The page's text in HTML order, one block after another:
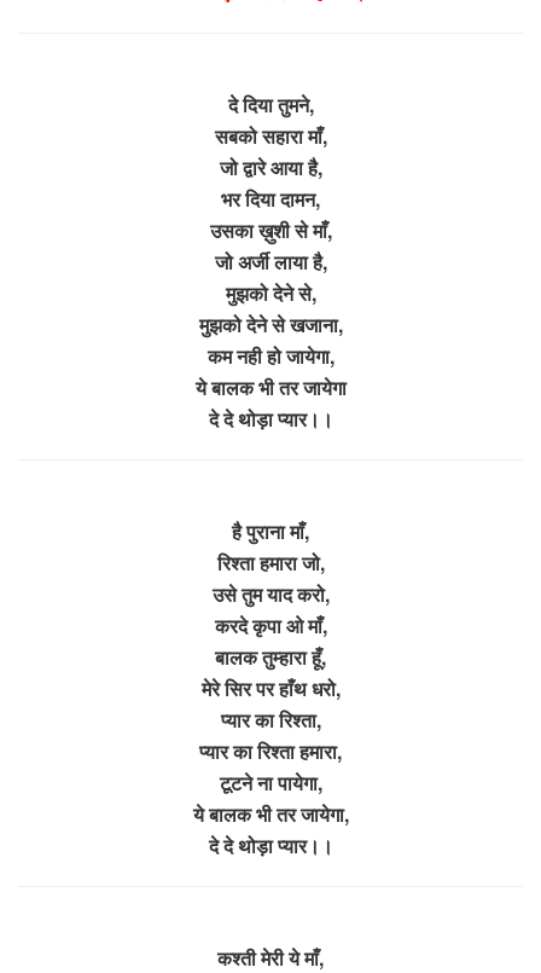
दे दिया तुमने,
सबको सहारा माँ,
जो द्वारे आया है,
भर दिया दामन,
उसका ख़ुशी से माँ,
जो अर्जी लाया है,
मुझको देने से,
मुझको देने से खजाना,
कम नही हो जायेगा,
ये बालक भी तर जायेगा
दे दे थोड़ा प्यार।।
है पुराना माँ,
रिश्ता हमारा जो,
उसे तुम याद करो,
करदे कृपा ओ माँ,
बालक तुम्हारा हूँ,
मेरे सिर पर हाँथ धरो,
प्यार का रिश्ता,
प्यार का रिश्ता हमारा,
टूटने ना पायेगा,
ये बालक भी तर जायेगा,
दे दे थोड़ा प्यार।।
कश्ती मेरी ये माँ,